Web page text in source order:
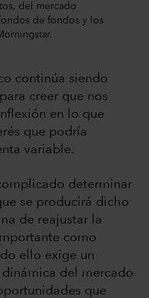
del mercado
de fondos y los
continúa siendo
creer que nos
en lo que
que podría
variable.
determinar
se producirá dicho
de reajustar la
como
ello exige un
del mercado
que